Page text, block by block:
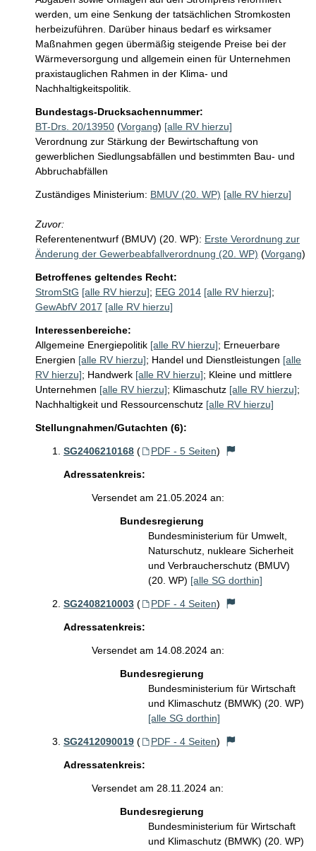
werden, um eine Senkung der tatsächlichen Stromkosten
herbeizuführen. Darüber hinaus bedarf es wirksamer
Maßnahmen gegen übermäßig steigende Preise bei der
Wärmeversorgung und allgemein einen für Unternehmen
praxistauglichen Rahmen in der Klima- und
Nachhaltigkeitspolitik.
Bundestags-Drucksachennummer:
BT-Drs. 20/13950 (Vorgang) [alle RV hierzu]
Verordnung zur Stärkung der Bewirtschaftung von
gewerblichen Siedlungsabfällen und bestimmten Bau- und
Abbruchabfällen
Zuständiges Ministerium: BMUV (20. WP) [alle RV hierzu]
Zuvor:
Referentenentwurf (BMUV) (20. WP): Erste Verordnung zur
Änderung der Gewerbeabfallverordnung (20. WP) (Vorgang)
Betroffenes geltendes Recht:
StromStG [alle RV hierzu]; EEG 2014 [alle RV hierzu];
GewAbfV 2017 [alle RV hierzu]
Interessenbereiche:
Allgemeine Energiepolitik [alle RV hierzu]; Erneuerbare
Energien [alle RV hierzu]; Handel und Dienstleistungen [alle
RV hierzu]; Handwerk [alle RV hierzu]; Kleine und mittlere
Unternehmen [alle RV hierzu]; Klimaschutz [alle RV hierzu];
Nachhaltigkeit und Ressourcenschutz [alle RV hierzu]
Stellungnahmen/Gutachten (6):
SG2406210168 ( PDF - 5 Seiten)
Adressatenkreis:
Versendet am 21.05.2024 an:
Bundesregierung
Bundesministerium für Umwelt,
Naturschutz, nukleare Sicherheit
und Verbraucherschutz (BMUV)
(20. WP) [alle SG dorthin]
SG2408210003 ( PDF - 4 Seiten)
Adressatenkreis:
Versendet am 14.08.2024 an:
Bundesregierung
Bundesministerium für Wirtschaft
und Klimaschutz (BMWK) (20. WP)
[alle SG dorthin]
SG2412090019 ( PDF - 4 Seiten)
Adressatenkreis:
Versendet am 28.11.2024 an:
Bundesregierung
Bundesministerium für Wirtschaft
und Klimaschutz (BMWK) (20. WP)